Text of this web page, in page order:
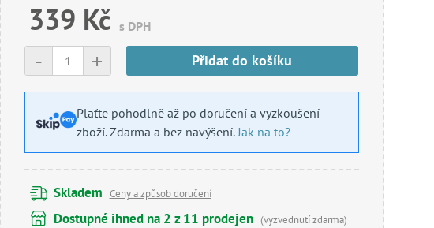
339 Kč s DPH
+
- Přidat do košíku
Plaťte pohodlně až po doručení a vyzkoušení
zboží. Zdarma a bez navýšení.Jak na to?
Skladem Ceny a způsob doručení
Dostupné ihned na 2 z 11 prodejen (vyzvednutí zdarma)